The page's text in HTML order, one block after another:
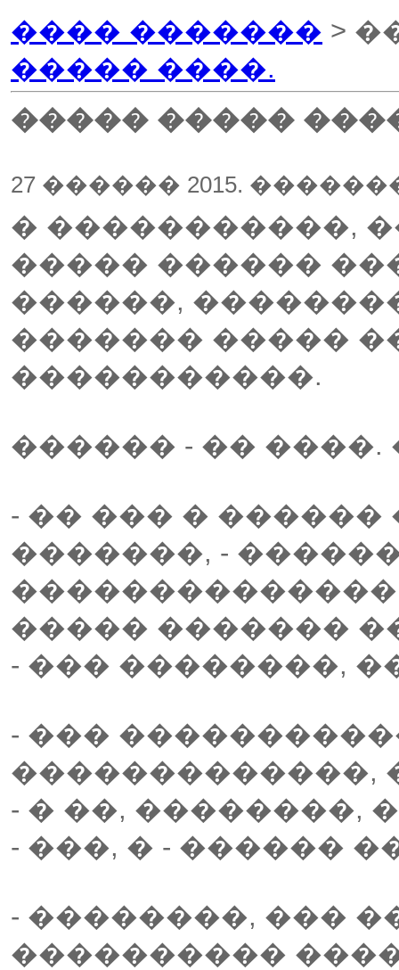
���� ������� >
����� ����.
����� �����
27 ������ 2015.
� �����������,
����� ������
������,
������� �����
�����������.
������ - �� ����.
- �� ��� �
�������, -
����� �������
- ��� ��������,
- ���
�������������,
- � ��, ��������,
- ���, � - ������
- ��������, ���
����������